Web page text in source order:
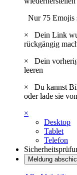
Nur 75 Emojis
×
Dein Link
rückgängig
×
Dein
leeren
×
Du kannst
oder lade sie
×
Desktop
Tablet
Telefon
Meldung